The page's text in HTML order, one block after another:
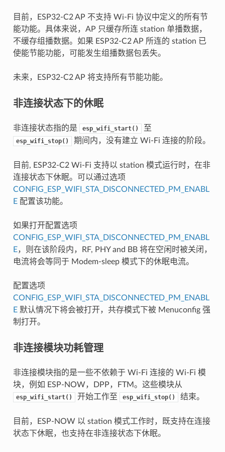
目前，ESP32-C2 AP 不支持 Wi-Fi 协议中定义的所有节
能功能。具体来说，AP 只缓存所连 station 单播数据，
不缓存组播数据。如果 ESP32-C2 AP 所连的 station 已
使能节能功能，可能发生组播数据包丢失。
未来，ESP32-C2 AP 将支持所有节能功能。
非连接状态下的休眠
非连接状态指的是 esp_wifi_start() 至
esp_wifi_stop() 期间内，没有建立 Wi-Fi 连接的阶段。
目前, ESP32-C2 Wi-Fi 支持以 station 模式运行时，在非
连接状态下休眠。可以通过选项
CONFIG_ESP_WIFI_STA_DISCONNECTED_PM_ENABL
E配置该功能。
如果打开配置选项
CONFIG_ESP_WIFI_STA_DISCONNECTED_PM_ENABL
E，则在该阶段内，RF, PHY and BB 将在空闲时被关闭，
电流将会等同于 Modem-sleep 模式下的休眠电流。
配置选项
CONFIG_ESP_WIFI_STA_DISCONNECTED_PM_ENABL
E默认情况下将会被打开，共存模式下被 Menuconfig 强
制打开。
非连接模块功耗管理
非连接模块指的是一些不依赖于 Wi-Fi 连接的 Wi-Fi 模
块，例如 ESP-NOW，DPP，FTM。这些模块从
esp_wifi_start() 开始工作至 esp_wifi_stop() 结束。
目前，ESP-NOW 以 station 模式工作时，既支持在连接
状态下休眠，也支持在非连接状态下休眠。